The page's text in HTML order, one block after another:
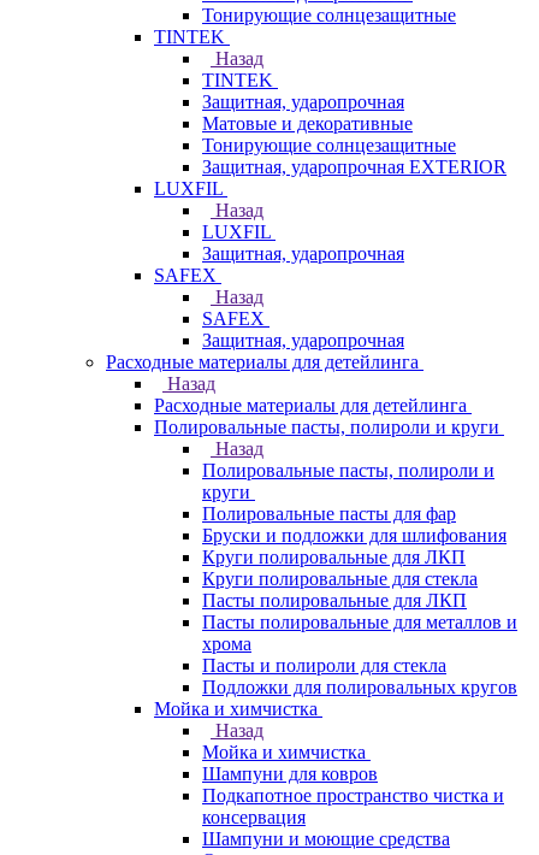
Тонирующие солнцезащитные
TINTEK
Назад
TINTEK
Защитная, ударопрочная
Матовые и декоративные
Тонирующие солнцезащитные
Защитная, ударопрочная EXTERIOR
LUXFIL
Назад
LUXFIL
Защитная, ударопрочная
SAFEX
Назад
SAFEX
Защитная, ударопрочная
Расходные материалы для детейлинга
Назад
Расходные материалы для детейлинга
Полировальные пасты, полироли и круги
Назад
Полировальные пасты, полироли и
круги
Полировальные пасты для фар
Бруски и подложки для шлифования
Круги полировальные для ЛКП
Круги полировальные для стекла
Пасты полировальные для ЛКП
Пасты полировальные для металлов и
хрома
Пасты и полироли для стекла
Подложки для полировальных кругов
Мойка и химчистка
Назад
Мойка и химчистка
Шампуни для ковров
Подкапотное пространство чистка и
консервация
Шампуни и моющие средства